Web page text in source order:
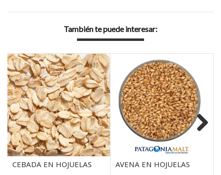
También te puede interesar:
CEBADA EN HOJUELAS AVENA EN HOJUELAS